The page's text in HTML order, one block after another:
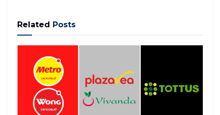
conversaciones del presidente Donald Trump con
Ucrania encendieron la investigación de juicio
político al presidente, dijo el domingo que ofreció
que los legisladores republicanos …
Related Posts